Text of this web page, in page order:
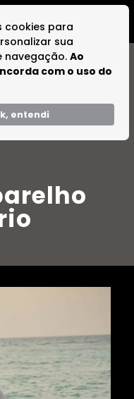
cookies para
sua
navegação. Ao
com o uso do
entendi